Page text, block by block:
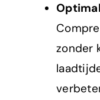
zonder